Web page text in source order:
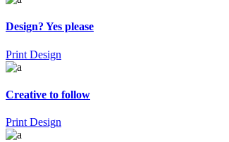
Design? Yes please
Print Design
Creative to follow
Print Design